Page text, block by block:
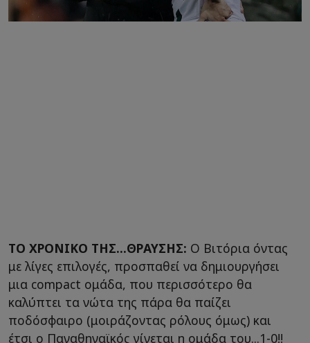
ΤΟ ΧΡΟΝΙΚΟ ΤΗΣ...ΘΡΑΥΣΗΣ: Ο Βιτόρια όντας
με λίγες επιλογές, προσπαθεί να δημιουργήσει
μια compact ομάδα, που περισσότερο θα
καλύπτει τα νώτα της πάρα θα παίζει
ποδόσφαιρο (μοιράζοντας ρόλους όμως) και
έτσι ο Παναθηναϊκός γίνεται η ομάδα του...1-0!!